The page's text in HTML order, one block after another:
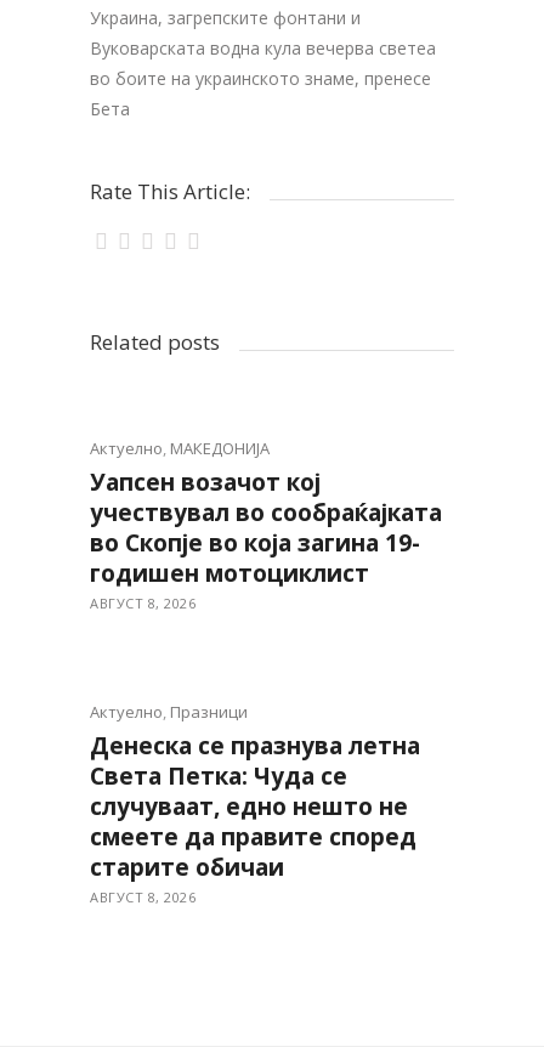
Украина, загрепските фонтани и
Вуковарската водна кула вечерва светеа
во боите на украинското знаме, пренесе
Бета
Rate This Article:
Related posts
Актуелно, МАКЕДОНИЈА
Уапсен возачот кој
учествувал во сообраќајката
во Скопје во која загина 19-
годишен мотоциклист
АВГУСТ 8, 2026
Актуелно, Празници
Денеска се празнува летна
Света Петка: Чуда се
случуваат, едно нешто не
смеете да правите според
старите обичаи
АВГУСТ 8, 2026